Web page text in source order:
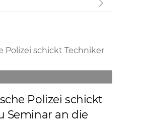
Polizei schickt
Seminar an die